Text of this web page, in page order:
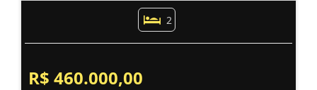
2
R$ 460.000,00